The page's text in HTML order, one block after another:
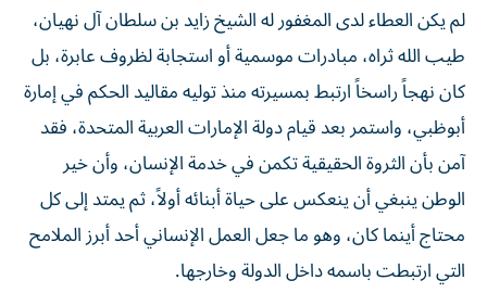
لم يكن العطاء لدى المغفور له الشيخ زايد بن سلطان آل نهيان،
طيب الله ثراه، مبادرات موسمية أو استجابة لظروف عابرة، بل
كان نهجاً راسخاً ارتبط بمسيرته منذ توليه مقاليد الحكم في إمارة
أبوظبي، واستمر بعد قيام دولة الإمارات العربية المتحدة، فقد
آمن بأن الثروة الحقيقية تكمن في خدمة الإنسان، وأن خير
الوطن ينبغي أن ينعكس على حياة أبنائه أولاً، ثم يمتد إلى كل
محتاج أينما كان، وهو ما جعل العمل الإنساني أحد أبرز الملامح
التي ارتبطت باسمه داخل الدولة وخارجها.